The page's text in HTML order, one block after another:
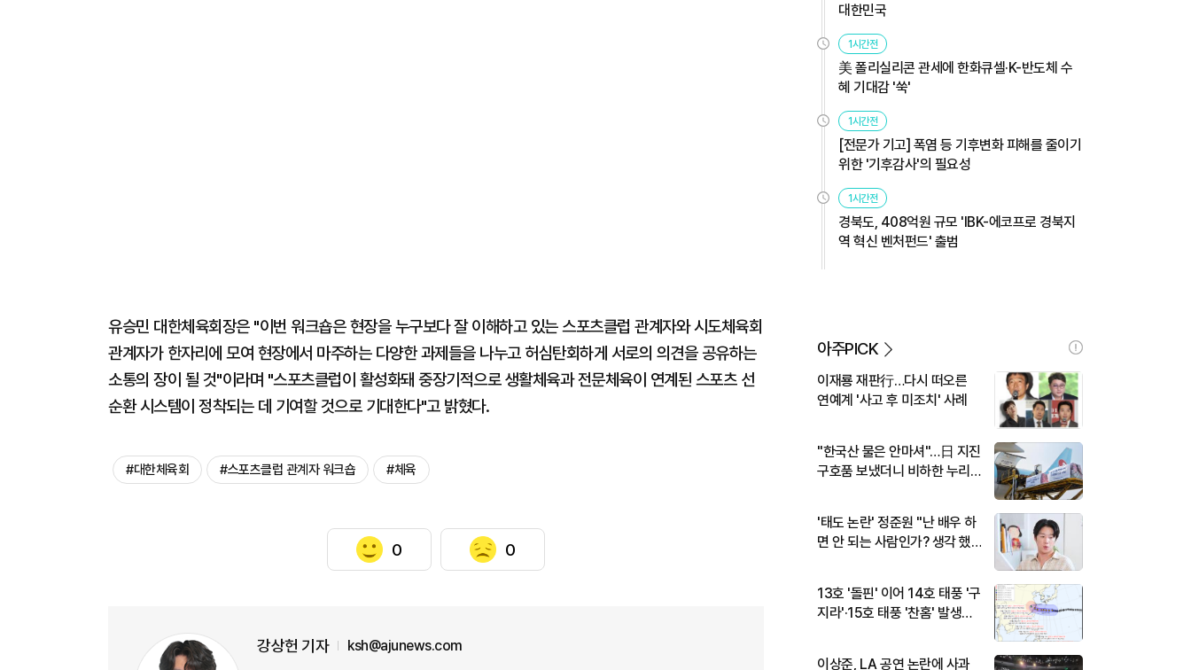
유승민 대한체육회장은 "이번 워크숍은 현장을 누구보다 잘 이해하고 있는 스포츠클럽 관계자와 시도체육회
관계자가 한자리에 모여 현장에서 마주하는 다양한 과제들을 나누고 허심탄회하게 서로의 의견을 공유하는
소통의 장이 될 것"이라며 "스포츠클럽이 활성화돼 중장기적으로 생활체육과 전문체육이 연계된 스포츠 선
순환 시스템이 정착되는 데 기여할 것으로 기대한다"고 밝혔다.
#대한체육회 #스포츠클럽 관계자 워크숍 #체육
0 0
강상헌 기자 ksh@ajunews.com
대한민국
1시간전
美 폴리실리콘 관세에 한화큐셀·K-반도체 수
혜 기대감 '쑥'
1시간전
[전문가 기고] 폭염 등 기후변화 피해를 줄이기
위한 '기후감사'의 필요성
1시간전
경북도, 408억원 규모 'IBK-에코프로 경북지
역 혁신 벤처펀드' 출범
아주PICK
이재룡 재판行…다시 떠오른
연예계 '사고 후 미조치' 사례
"한국산 물은 안마셔"…日 지진
구호품 보냈더니 비하한 누리
'태도 논란' 정준원 "난 배우 하
면 안 되는 사람인가? 생각 했
13호 '돌핀' 이어 14호 태풍 '구
지라'·15호 태풍 '찬홈' 발생…
이상준, LA 공연 논란에 사과